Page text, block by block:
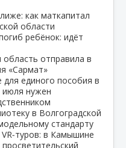
как маткапитал
области
ребёнок: идёт
область отправила в
«Сармат»
для единого пособия в
июля нужен
в Волгоградской
стандарту
в Камышине